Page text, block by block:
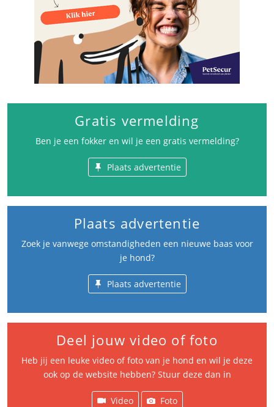
Gratis vermelding
Ben je een fokker en wil je een gratis vermelding?
Plaats advertentie
Plaats advertentie
Zoek je vanwege omstandigheden een nieuwe baas voor
je hond?
Plaats advertentie
Deel jouw video of foto
Heb jij een leuke video of foto van je hond en wil je deze
ook op de website hebben? Stuur deze dan in
Video Foto